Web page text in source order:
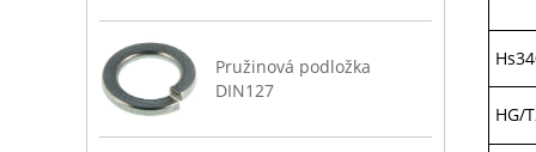
Pružinová podložka
DIN127
HG/